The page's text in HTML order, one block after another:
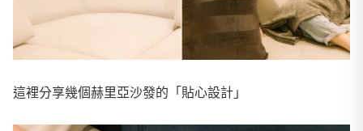
這裡分享幾個赫里亞沙發的「貼心設計」